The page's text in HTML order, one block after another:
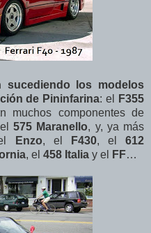
los modelos
de Pininfarina: el
F355
muchos componentes de
575 Maranello, y, ya más
Enzo, el F430, el612
, el 458 Italia y el FF…